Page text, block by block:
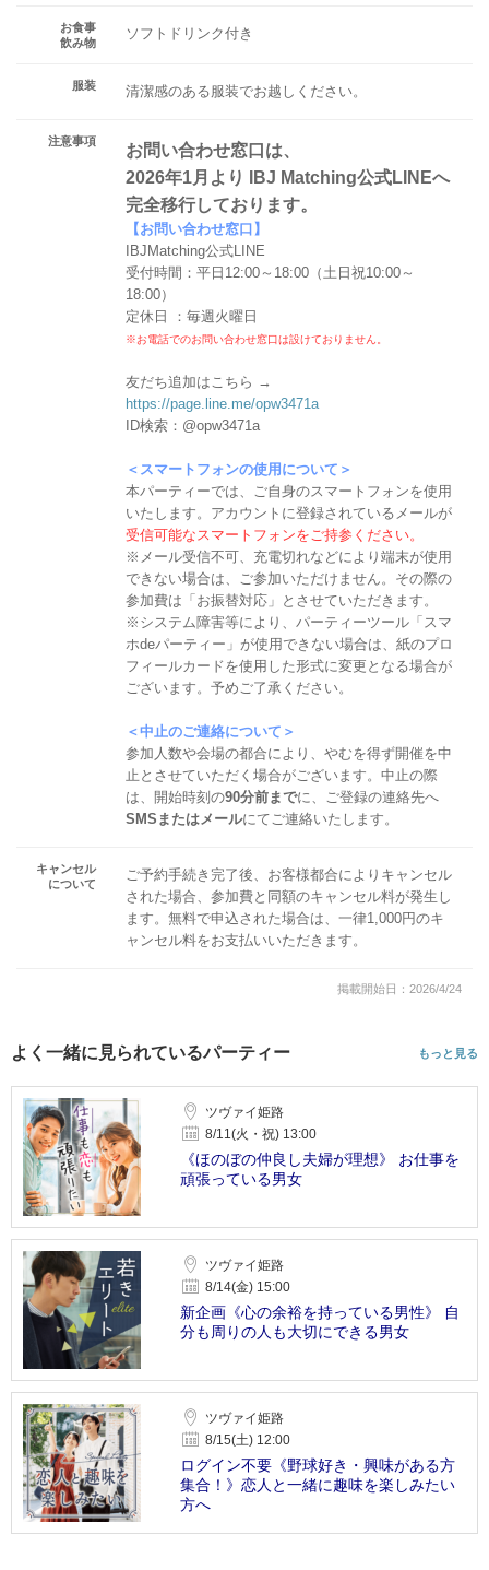
お食事
飲み物
ソフトドリンク付き
服装 清潔感のある服装でお越しください。
注意事項
お問い合わせ窓口は、
2026年1月より IBJ Matching公式LINEへ
完全移行しております。
【お問い合わせ窓口】
IBJMatching公式LINE
受付時間：平日12:00～18:00（土日祝10:00～
18:00）
定休日 ：毎週火曜日
※お電話でのお問い合わせ窓口は設けておりません。
友だち追加はこちら →
https://page.line.me/opw3471a
ID検索：@opw3471a
＜スマートフォンの使用について＞
本パーティーでは、ご自身のスマートフォンを使用
いたします。アカウントに登録されているメールが
受信可能なスマートフォンをご持参ください。
※メール受信不可、充電切れなどにより端末が使用
できない場合は、ご参加いただけません。その際の
参加費は「お振替対応」とさせていただきます。
※システム障害等により、パーティーツール「スマ
ホdeパーティー」が使用できない場合は、紙のプロ
フィールカードを使用した形式に変更となる場合が
ございます。予めご了承ください。
＜中止のご連絡について＞
参加人数や会場の都合により、やむを得ず開催を中
止とさせていただく場合がございます。中止の際
は、開始時刻の90分前までに、ご登録の連絡先へ
SMSまたはメールにてご連絡いたします。
キャンセル
について
ご予約手続き完了後、お客様都合によりキャンセル
された場合、参加費と同額のキャンセル料が発生し
ます。無料で申込された場合は、一律1,000円のキ
ャンセル料をお支払いいただきます。
掲載開始日：2026/4/24
よく一緒に見られているパーティー もっと見る
ツヴァイ姫路
8/11(火・祝) 13:00
《ほのぼの仲良し夫婦が理想》 お仕事を
頑張っている男女
ツヴァイ姫路
8/14(金) 15:00
新企画《心の余裕を持っている男性》 自
分も周りの人も大切にできる男女
ツヴァイ姫路
8/15(土) 12:00
ログイン不要《野球好き・興味がある方
集合！》恋人と一緒に趣味を楽しみたい
方へ